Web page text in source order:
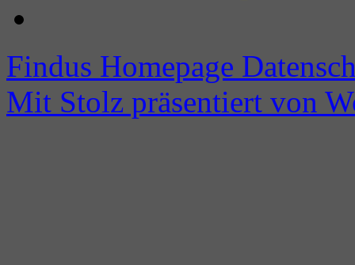
Findus Homepage
Mit Stolz präsentiert von